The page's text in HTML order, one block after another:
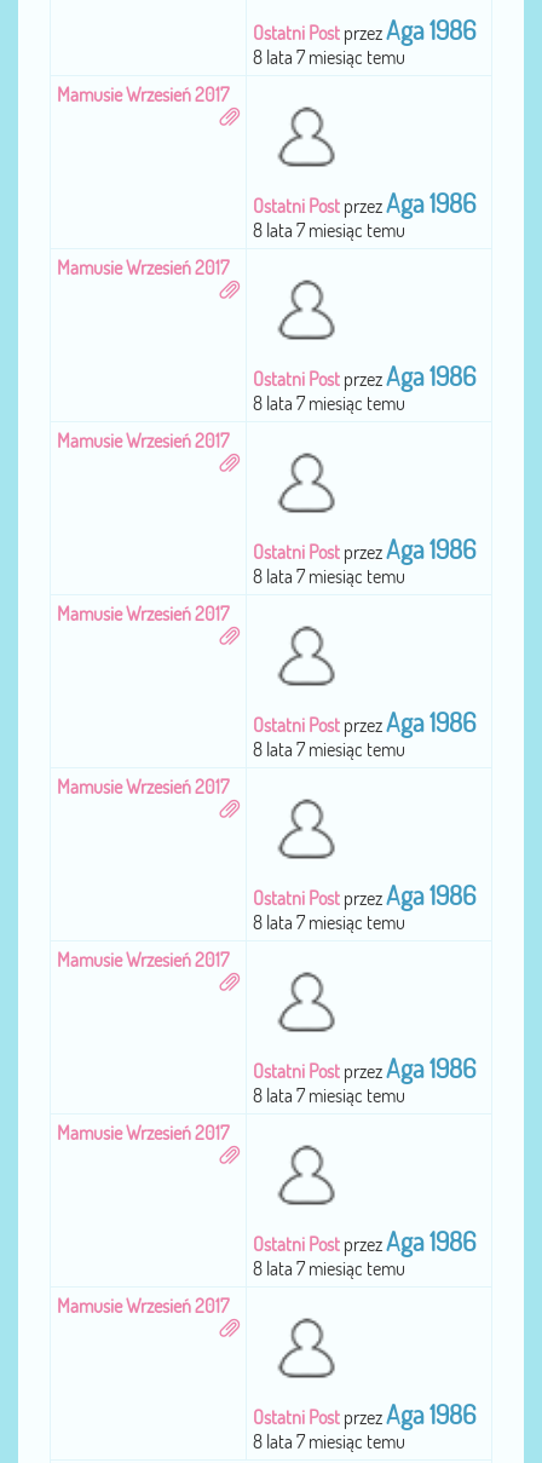
Ostatni Post przezAga 1986
8 lata 7 miesiąc temu
Mamusie Wrzesień 2017
Ostatni Post przezAga 1986
8 lata 7 miesiąc temu
Mamusie Wrzesień 2017
Ostatni Post przezAga 1986
8 lata 7 miesiąc temu
Mamusie Wrzesień 2017
Ostatni Post przezAga 1986
8 lata 7 miesiąc temu
Mamusie Wrzesień 2017
Ostatni Post przezAga 1986
8 lata 7 miesiąc temu
Mamusie Wrzesień 2017
Ostatni Post przezAga 1986
8 lata 7 miesiąc temu
Mamusie Wrzesień 2017
Ostatni Post przezAga 1986
8 lata 7 miesiąc temu
Mamusie Wrzesień 2017
Ostatni Post przezAga 1986
8 lata 7 miesiąc temu
Mamusie Wrzesień 2017
Ostatni Post przezAga 1986
8 lata 7 miesiąc temu